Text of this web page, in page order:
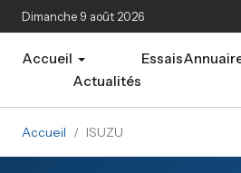
Aller au contenu principal
Dimanche 9 août 2026
Accueil
Actualités
Essais
Accueil / ISUZU